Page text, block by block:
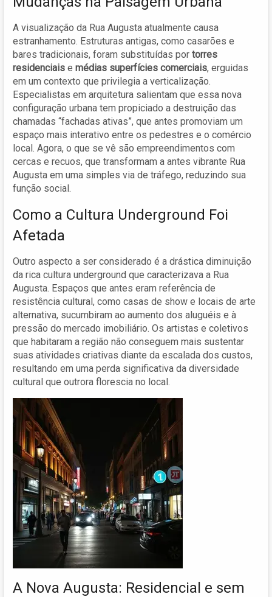
A visualização da Rua Augusta atualmente causa
estranhamento. Estruturas antigas, como casarões e
bares tradicionais, foram substituídas por torres
residenciais e médias superfícies comerciais, erguidas
em um contexto que privilegia a verticalização.
Especialistas em arquitetura salientam que essa nova
configuração urbana tem propiciado a destruição das
chamadas “fachadas ativas”, que antes promoviam um
espaço mais interativo entre os pedestres e o comércio
local. Agora, o que se vê são empreendimentos com
cercas e recuos, que transformam a antes vibrante Rua
Augusta em uma simples via de tráfego, reduzindo sua
função social.
Como a Cultura Underground Foi
Afetada
Outro aspecto a ser considerado é a drástica diminuição
da rica cultura underground que caracterizava a Rua
Augusta. Espaços que antes eram referência de
resistência cultural, como casas de show e locais de arte
alternativa, sucumbiram ao aumento dos aluguéis e à
pressão do mercado imobiliário. Os artistas e coletivos
que habitaram a região não conseguem mais sustentar
suas atividades criativas diante da escalada dos custos,
resultando em uma perda significativa da diversidade
cultural que outrora florescia no local.
A Nova Augusta: Residencial e sem